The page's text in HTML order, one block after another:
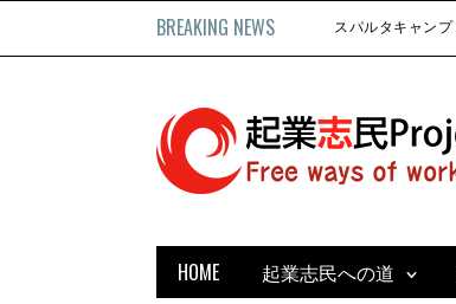
BREAKING NEWS
HOME 起業志民への道